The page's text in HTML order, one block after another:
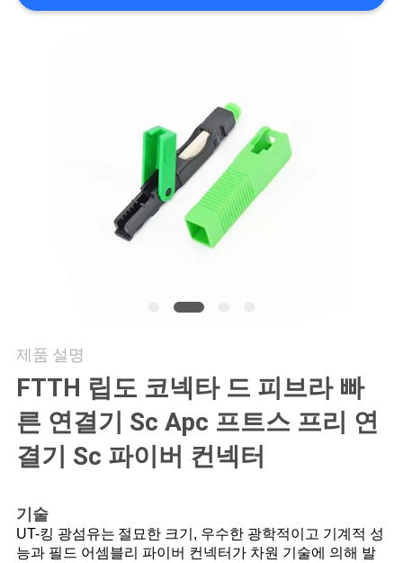
요
뉴
스
경
우
제품 설명
FTTH 립도 코넥타 드 피브라 빠
른 연결기 Sc Apc 프트스 프리 연
결기 Sc 파이버 컨넥터
기술
UT-킹 광섬유는 절묘한 크기, 우수한 광학적이고 기계적 성
능과 필드 어셈블리 파이버 컨넥터가 차원 기술에 의해 발